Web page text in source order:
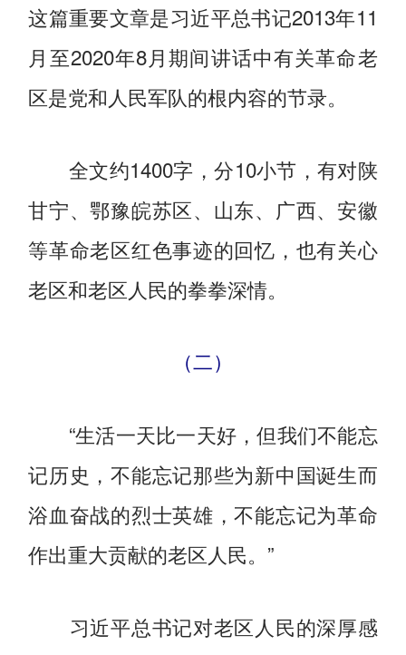
这篇重要文章是习近平总书记2013年11
月至2020年8月期间讲话中有关革命老
区是党和人民军队的根内容的节录。
全文约1400字，分10小节，有对陕
甘宁、鄂豫皖苏区、山东、广西、安徽
等革命老区红色事迹的回忆，也有关心
老区和老区人民的拳拳深情。
（二）
“生活一天比一天好，但我们不能忘
记历史，不能忘记那些为新中国诞生而
浴血奋战的烈士英雄，不能忘记为革命
作出重大贡献的老区人民。”
习近平总书记对老区人民的深厚感